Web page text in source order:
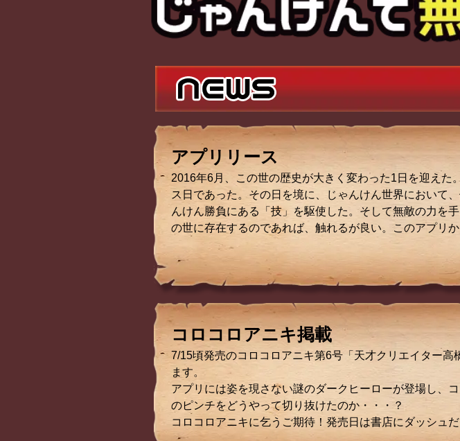
アプリリース
2016年6月、この世の歴史が大きく変わった1日を迎え
ス日であった。その日を境に、じゃんけん世界において
んけん勝負にある「技」を駆使した。そして無敵の力を
の世に存在するのであれば、触れるが良い。このアプリ
コロコロアニキ掲載
7/15頃発売のコロコロアニキ第6号「天才クリエイター
ます。
アプリには姿を現さない謎のダークヒーローが登場し、
のピンチをどうやって切り抜けたのか・・・？
コロコロアニキに乞うご期待！発売日は書店にダッシュだ